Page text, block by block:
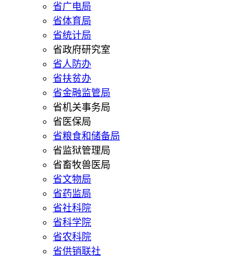
省广电局
省体育局
省统计局
省政府研究室
省人防办
省扶贫办
省金融监管局
省机关事务局
省医保局
省粮食和储备局
省监狱管理局
省畜牧兽医局
省文物局
省药监局
省社科院
省科学院
省农科院
省供销联社